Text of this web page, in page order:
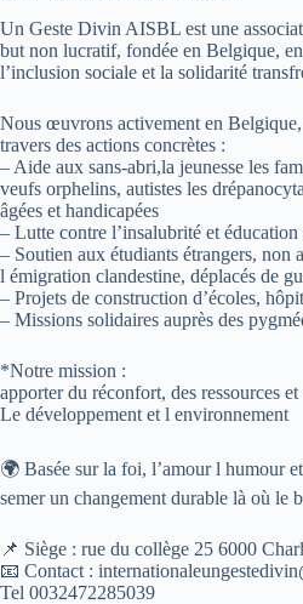
Un Geste Divin AISBL est une
but non lucratif, fondée en Belgique,
l’inclusion sociale et la solidarité
Nous œuvrons activement en
travers des actions concrètes :
– Aide aux sans-abri,la jeunesse les
veufs orphelins, autistes les
âgées et handicapées
– Lutte contre l’insalubrité et éducation
– Soutien aux étudiants étrangers, non
l émigration clandestine, déplacés de
– Projets de construction d’écoles,
– Missions solidaires auprès des
*Notre mission :
apporter du réconfort, des ressources
Le développement et l environnement
🌍 Basée sur la foi, l’amour l humour
semer un changement durable là où le
📌 Siège : rue du collège 25 6000
📧 Contact :
Tel 0032472285039